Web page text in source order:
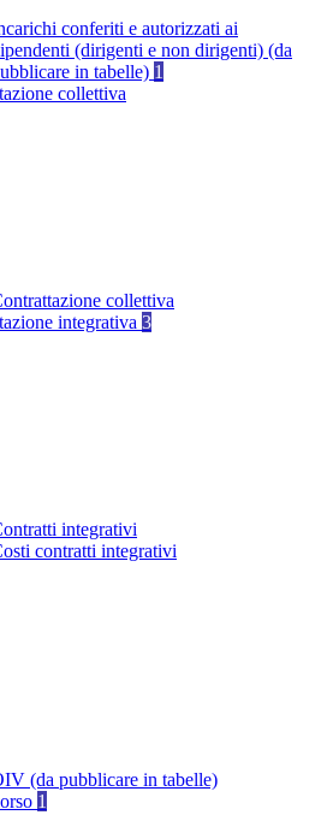
conferiti e autorizzati ai
(dirigenti e non dirigenti) (da
in tabelle) 1
collettiva
collettiva
integrativa 3
integrativi
contratti integrativi
(da pubblicare in tabelle)
1